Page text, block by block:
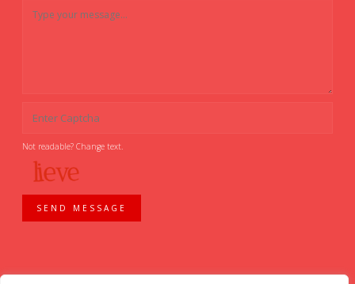
Not readable? Change text.
SEND MESSAGE